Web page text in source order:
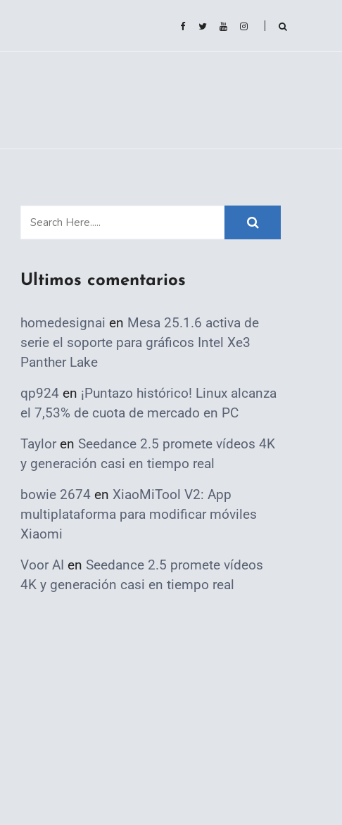
Ultimos comentarios
homedesignai en Mesa 25.1.6 activa de
serie el soporte para gráficos Intel Xe3
Panther Lake
qp924 en ¡Puntazo histórico! Linux alcanza
el 7,53% de cuota de mercado en PC
Taylor en Seedance 2.5 promete vídeos 4K
y generación casi en tiempo real
bowie 2674 en XiaoMiTool V2: App
multiplataforma para modificar móviles
Xiaomi
Voor AI en Seedance 2.5 promete vídeos
4K y generación casi en tiempo real